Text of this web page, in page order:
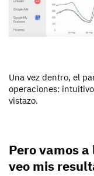
Una vez dentro, el
operaciones:
vistazo.
Pero vamos
veo mis